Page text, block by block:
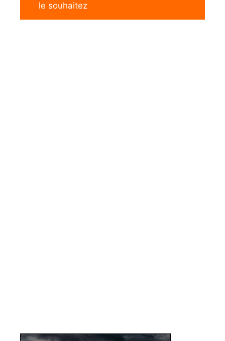
le souhaitez